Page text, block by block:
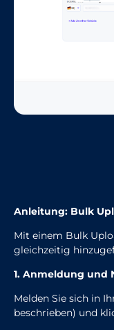
Anleitung: Bulk
Mit einem Bulk
gleichzeitig
1. Anmeldung und
Melden Sie sich in
beschrieben) und